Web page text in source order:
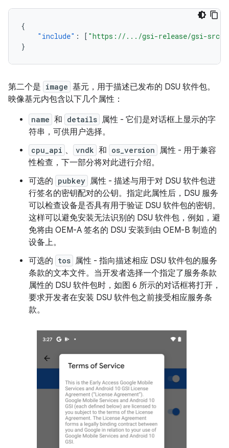
{
"include" : [ "https://.../gsi-release/gsi-
}
第二个是 image 基元，用于描述已发布的 DSU 软件包。
映像基元内包含以下几个属性：
name 和 details 属性 - 它们是对话框上显示的字
符串，可供用户选择。
cpu_api 、 vndk 和 os_version
属性 - 用于兼容
性检查，下一部分将对此进行介绍。
可选的 pubkey 属性 - 描述与用于对 DSU 软件包进
行签名的密钥配对的公钥。指定此属性后，DSU 服务
可以检查设备是否具有用于验证 DSU 软件包的密钥。
这样可以避免安装无法识别的 DSU 软件包，例如，避
免将由 OEM-A 签名的 DSU 安装到由 OEM-B 制造的
设备上。
可选的 tos 属性 - 指向描述相应 DSU 软件包的服务
条款的文本文件。当开发者选择一个指定了服务条款
属性的 DSU 软件包时，如图 6 所示的对话框将打开，
要求开发者在安装 DSU 软件包之前接受相应服务条
款。